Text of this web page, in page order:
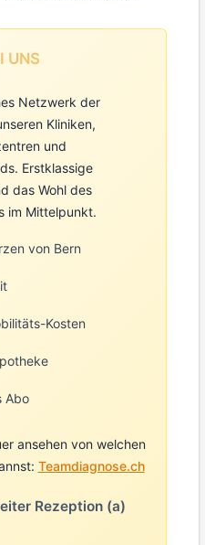
UNS
Netzwerk der
Kliniken,
und
Erstklassige
das Wohl des
im Mittelpunkt.
von Bern
Kosten
Abo
ansehen von welchen
Teamdiagnose.ch
Rezeption (a)